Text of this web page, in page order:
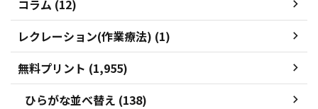
コラム (12)
レクレーション(作業療法) (1)
無料プリント (1,955)
ひらがな並べ替え (138)